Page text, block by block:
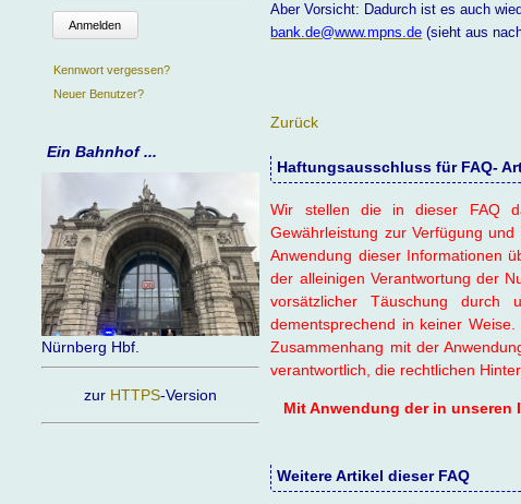
Aber Vorsicht: Dadurch ist es auch
bank.de@www.mpns.de (sieht aus
Zurück
Haftungsausschluss für FAQ-
Wir stellen die in dieser FAQ
Gewährleistung zur Verfügung
Anwendung dieser Informationen
der alleinigen Verantwortung der
vorsätzlicher Täuschung durch
dementsprechend in keiner
Zusammenhang mit der
verantwortlich, die rechtlichen
Mit Anwendung der in unseren
Weitere Artikel dieser FAQ
Anmelden
Kennwort vergessen?
Neuer Benutzer?
Ein Bahnhof ...
Nürnberg Hbf.
zur HTTPS-Version